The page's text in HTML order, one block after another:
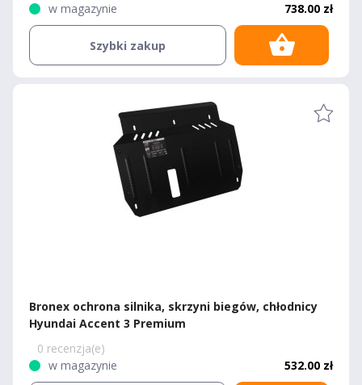
w magazynie
738.00 zł
Szybki zakup
Bronex ochrona silnika, skrzyni biegów, chłodnicy
Hyundai Accent 3 Premium
0 recenzja(e)
w magazynie
532.00 zł